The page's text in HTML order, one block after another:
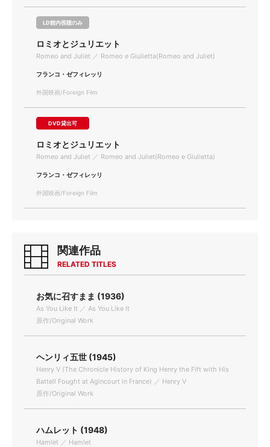
LD館内視聴のみ
ロミオとジュリエット
Romeo and Juliet ／ Romeo e Giulietta(Romeo and Juliet)
フランコ・ゼフィレッリ
外国映画/Foreign Film
DVD貸出可
ロミオとジュリエット
Romeo and Juliet ／ Romeo and Juliet(Romeo e Giulietta)
フランコ・ゼフィレッリ
外国映画/Foreign Film
関連作品
RELATED TITLES
お気に召すまま (1936)
As You Like It ／ As You Like It
原作/Original Work
ヘンリィ五世 (1945)
Henry V (The Chronicle History of King Henry the Fift with His
Battell Fought at Agincourt in France) ／ Henry V
原作/Original Work
ハムレット (1948)
Hamlet ／ Hamlet